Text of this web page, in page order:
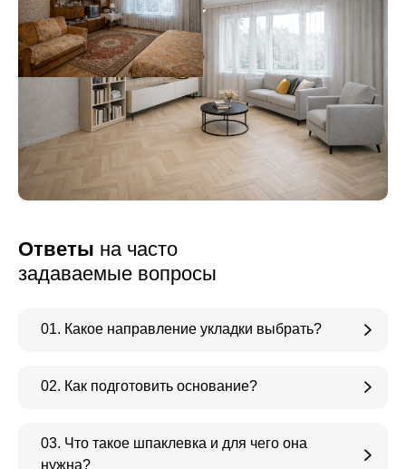
Ответы на часто
задаваемые вопросы
01. Какое направление укладки выбрать?
02. Как подготовить основание?
03. Что такое шпаклевка и для чего она
нужна?